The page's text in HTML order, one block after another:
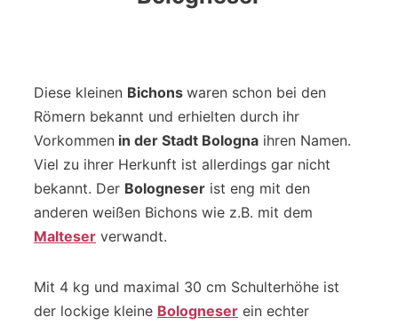
Diese kleinen Bichons waren schon bei den
Römern bekannt und erhielten durch ihr
Vorkommen in der Stadt Bologna ihren Namen.
Viel zu ihrer Herkunft ist allerdings gar nicht
bekannt. Der Bologneser ist eng mit den
anderen weißen Bichons wie z.B. mit dem
Malteser verwandt.
Mit 4 kg und maximal 30 cm Schulterhöhe ist
der lockige kleine Bologneser ein echter